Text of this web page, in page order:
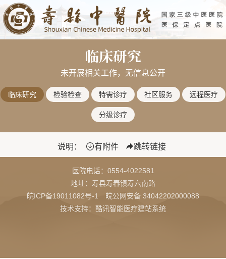
临床研究
未开展相关工作，无信息公开
临床研究 检验检查 特需诊疗 社区服务 远程医疗
分级诊疗
说明： 有附件 跳转链接
医院电话： 0554-4022581
地址：寿县寿春镇寿六南路
皖ICP备19011082号-1
皖公网安备 34042202000088
技术支持：酷讯智能医疗建站系统